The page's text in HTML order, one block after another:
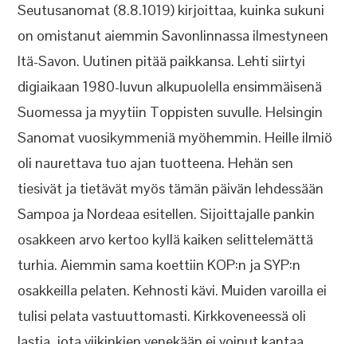
Seutusanomat (8.8.1019) kirjoittaa, kuinka sukuni
on omistanut aiemmin Savonlinnassa ilmestyneen
Itä-Savon. Uutinen pitää paikkansa. Lehti siirtyi
digiaikaan 1980-luvun alkupuolella ensimmäisenä
Suomessa ja myytiin Toppisten suvulle. Helsingin
Sanomat vuosikymmeniä myöhemmin. Heille ilmiö
oli naurettava tuo ajan tuotteena. Hehän sen
tiesivät ja tietävät myös tämän päivän lehdessään
Sampoa ja Nordeaa esitellen. Sijoittajalle pankin
osakkeen arvo kertoo kyllä kaiken selittelemättä
turhia. Aiemmin sama koettiin KOP:n ja SYP:n
osakkeilla pelaten. Kehnosti kävi. Muiden varoilla ei
tulisi pelata vastuuttomasti. Kirkkoveneessä oli